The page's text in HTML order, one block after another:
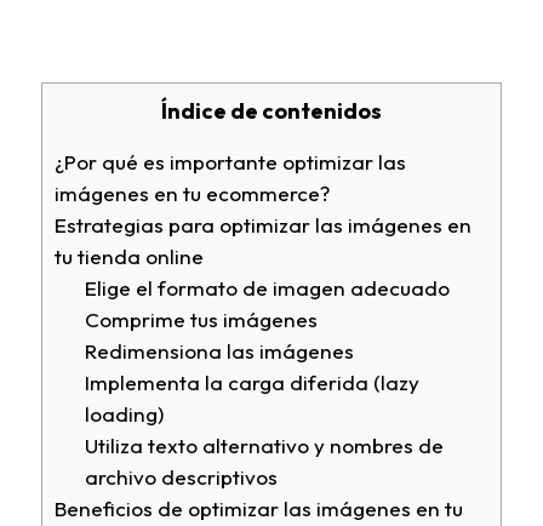
Índice de contenidos
¿Por qué es importante optimizar las
imágenes en tu ecommerce?
Estrategias para optimizar las imágenes en
tu tienda online
Elige el formato de imagen adecuado
Comprime tus imágenes
Redimensiona las imágenes
Implementa la carga diferida (lazy
loading)
Utiliza texto alternativo y nombres de
archivo descriptivos
Beneficios de optimizar las imágenes en tu